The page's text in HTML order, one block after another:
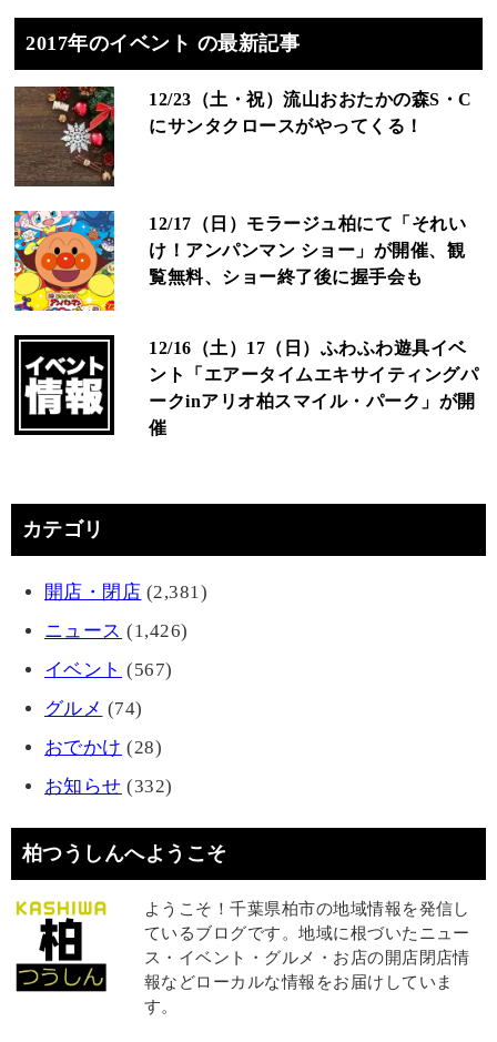
2017年のイベント の最新記事
12/23（土・祝）流山おおたかの森S・C
にサンタクロースがやってくる！
12/17（日）モラージュ柏にて「それい
け！アンパンマン ショー」が開催、観
覧無料、ショー終了後に握手会も
12/16（土）17（日）ふわふわ遊具イベ
ント「エアータイムエキサイティングパ
ークinアリオ柏スマイル・パーク」が開
催
カテゴリ
開店・閉店 (2,381)
ニュース (1,426)
イベント (567)
グルメ (74)
おでかけ (28)
お知らせ (332)
柏つうしんへようこそ
ようこそ！千葉県柏市の地域情報を発信し
ているブログです。地域に根づいたニュー
ス・イベント・グルメ・お店の開店閉店情
報などローカルな情報をお届けしていま
す。